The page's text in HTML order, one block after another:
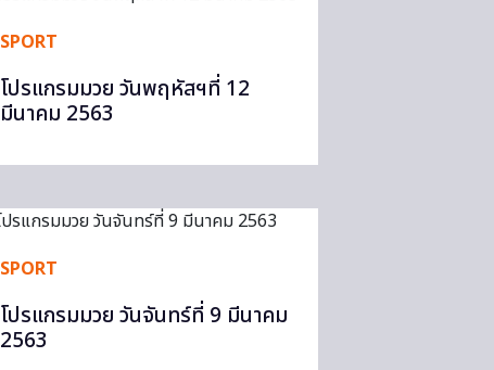
SPORT
โปรแกรมมวย วันพฤหัสฯที่ 12
มีนาคม 2563
SPORT
โปรแกรมมวย วันจันทร์ที่ 9 มีนาคม
2563